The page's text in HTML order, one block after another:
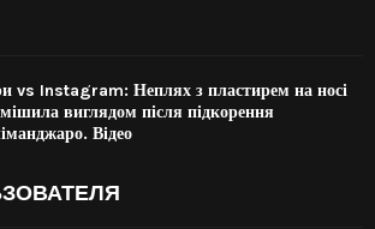
vs Instagram: Неплях з пластирем на носі
виглядом після підкорення
Відео